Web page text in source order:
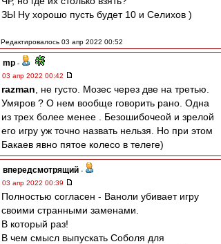
ЗЫ Ну хорошо пусть будет 10 и Селихов )
Редактировалось 03 апр 2022 00:52
mp -
03 апр 2022 00:42
razman , не густо. Мозес через две на третью.
Умяров ? О нем вообще говорить рано. Одна
из трех более менее . Безошибочеой и зрелой
его игру уж точно назвать нельзя. Но при этом
Бакаев явно пятое колесо в телеге)
впередсмотрящий -
03 апр 2022 00:39
Полностью согласен - Ваноли убивает игру
своими странными заменами.
В который раз!
В чем смысл выпускать Соболя для